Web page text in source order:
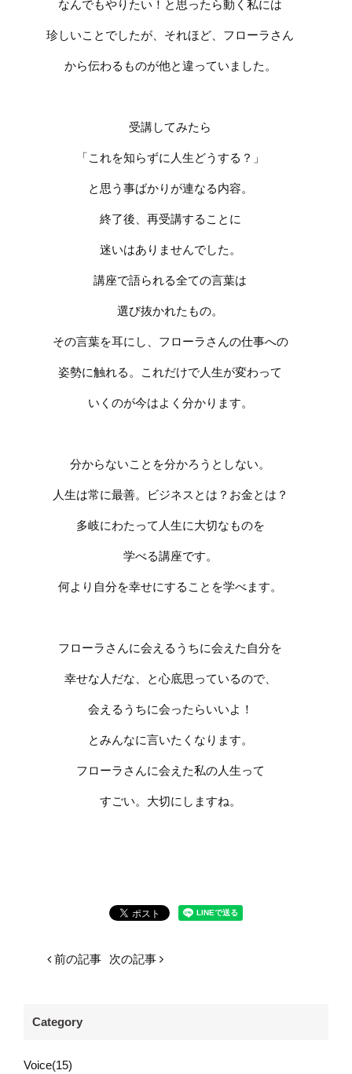
なんでもやりたい！と思ったら動く私には
珍しいことでしたが、それほど、フローラさん
から伝わるものが他と違っていました。
受講してみたら
「これを知らずに人生どうする？」
と思う事ばかりが連なる内容。
終了後、再受講することに
迷いはありませんでした。
講座で語られる全ての言葉は
選び抜かれたもの。
その言葉を耳にし、フローラさんの仕事への
姿勢に触れる。これだけで人生が変わって
いくのが今はよく分かります。
分からないことを分かろうとしない。
人生は常に最善。ビジネスとは？お金とは？
多岐にわたって人生に大切なものを
学べる講座です。
何より自分を幸せにすることを学べます。
フローラさんに会えるうちに会えた自分を
幸せな人だな、と心底思っているので、
会えるうちに会ったらいいよ！
とみんなに言いたくなります。
フローラさんに会えた私の人生って
すごい。大切にしますね。
前の記事 次の記事
Category
Voice(15)